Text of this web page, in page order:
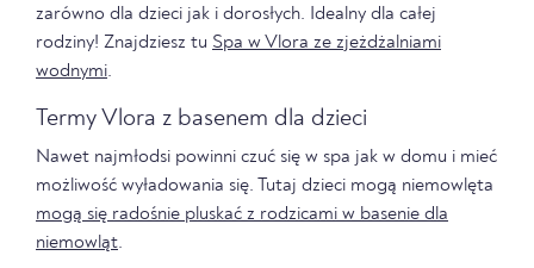
zarówno dla dzieci jak i dorosłych. Idealny dla całej
rodziny! Znajdziesz tu Spa w Vlora ze zjeżdżalniami
wodnymi.
Termy Vlora z basenem dla dzieci
Nawet najmłodsi powinni czuć się w spa jak w domu i mieć
możliwość wyładowania się. Tutaj dzieci mogą niemowlęta
mogą się radośnie pluskać z rodzicami w basenie dla
niemowląt.